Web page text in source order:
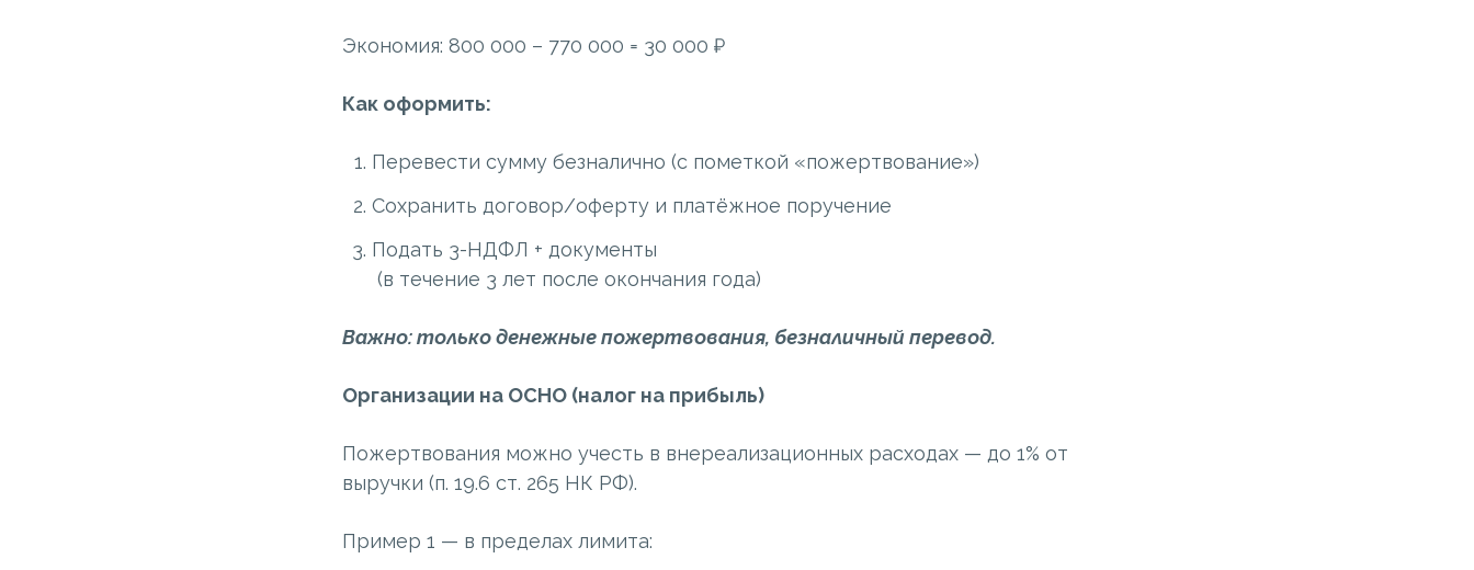
Экономия: 800 000 – 770 000 = 30 000 ₽
Как оформить:
Перевести сумму безналично (с пометкой «пожертвование»)
Сохранить договор/оферту и платёжное поручение
Подать 3-НДФЛ + документы
(в течение 3 лет после окончания года)
Важно: только денежные пожертвования, безналичный перевод.
Организации на ОСНО (налог на прибыль)
Пожертвования можно учесть в внереализационных расходах — до 1% от
выручки (п. 19.6 ст. 265 НК РФ).
Пример 1 — в пределах лимита: